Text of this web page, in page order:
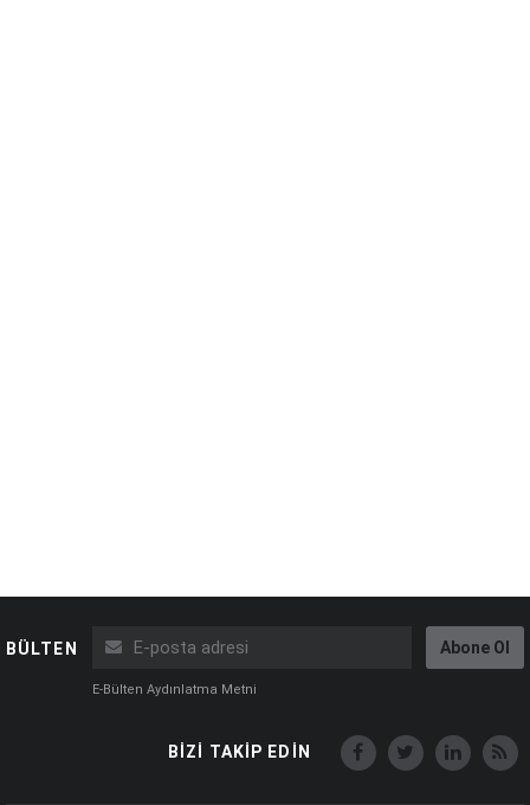
BÜLTEN Abone Ol
E-Bülten Aydınlatma Metni
BİZİ TAKİP EDİN